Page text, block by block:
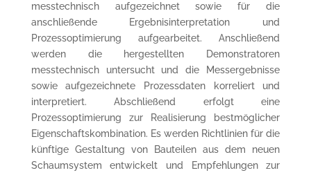
messtechnisch aufgezeichnet sowie für die
anschließende Ergebnisinterpretation und
Prozessoptimierung aufgearbeitet. Anschließend
werden die hergestellten Demonstratoren
messtechnisch untersucht und die Messergebnisse
sowie aufgezeichnete Prozessdaten korreliert und
interpretiert. Abschließend erfolgt eine
Prozessoptimierung zur Realisierung bestmöglicher
Eigenschaftskombination. Es werden Richtlinien für die
künftige Gestaltung von Bauteilen aus dem neuen
Schaumsystem entwickelt und Empfehlungen zur